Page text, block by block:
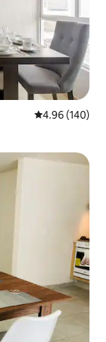
औसत रेटिंग 5 में से
4.96 (140)